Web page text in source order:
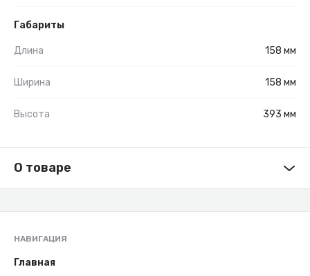
Габариты
Длина 158 мм
Ширина 158 мм
Высота 393 мм
О товаре
НАВИГАЦИЯ
Главная